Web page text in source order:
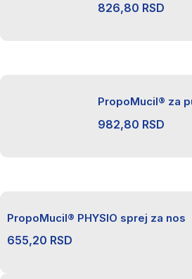
826,80 RSD
PropoMucil® za
982,80 RSD
PropoMucil® PHYSIO sprej za nos
655,20 RSD